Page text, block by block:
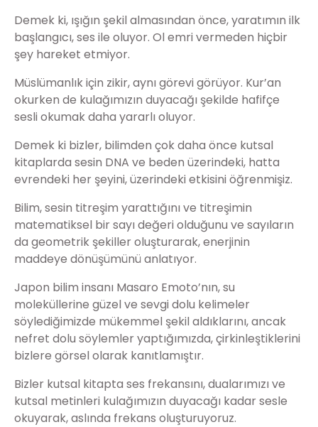
Demek ki, ışığın şekil almasından önce, yaratımın ilk
başlangıcı, ses ile oluyor. Ol emri vermeden hiçbir
şey hareket etmiyor.
Müslümanlık için zikir, aynı görevi görüyor. Kur’an
okurken de kulağımızın duyacağı şekilde hafifçe
sesli okumak daha yararlı oluyor.
Demek ki bizler, bilimden çok daha önce kutsal
kitaplarda sesin DNA ve beden üzerindeki, hatta
evrendeki her şeyini, üzerindeki etkisini öğrenmişiz.
Bilim, sesin titreşim yarattığını ve titreşimin
matematiksel bir sayı değeri olduğunu ve sayıların
da geometrik şekiller oluşturarak, enerjinin
maddeye dönüşümünü anlatıyor.
Japon bilim insanı Masaro Emoto’nın, su
moleküllerine güzel ve sevgi dolu kelimeler
söylediğimizde mükemmel şekil aldıklarını, ancak
nefret dolu söylemler yaptığımızda, çirkinleştiklerini
bizlere görsel olarak kanıtlamıştır.
Bizler kutsal kitapta ses frekansını, dualarımızı ve
kutsal metinleri kulağımızın duyacağı kadar sesle
okuyarak, aslında frekans oluşturuyoruz.